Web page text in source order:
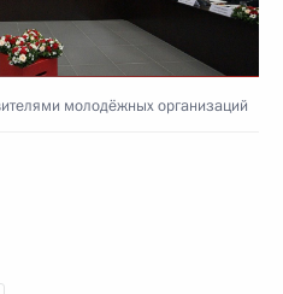
молодёжных организаций